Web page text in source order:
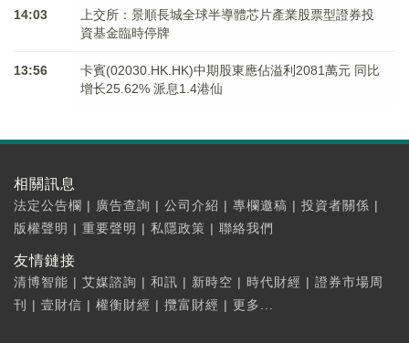
14:03
上交所：景順長城全球半導體芯片產業股票型證券投
資基金臨時停牌
13:56
卡賓(02030.HK.HK)中期股東應佔溢利2081萬元 同比
增长25.62% 派息1.4港仙
相關訊息
法定公告欄 | 廣告查詢 | 公司介紹 | 專欄邀稿 | 投資者關係 |
版權聲明 | 重要聲明 | 私隱政策 | 聯絡我們
友情鏈接
清博智能 | 艾媒諮詢 | 和訊 | 新時空 | 時代財經 | 證券市場周
刊
| 壹財信 | 權衡財經 | 攬富財經 | 更多...